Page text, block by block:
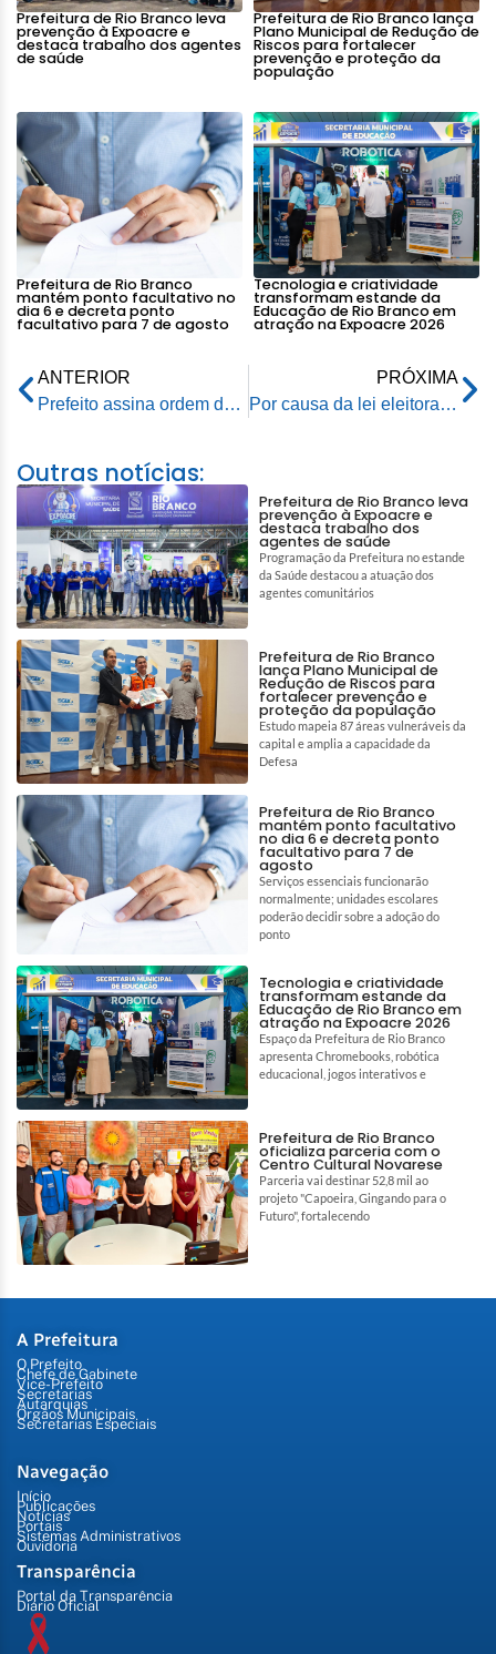
Prefeitura de Rio Branco leva
prevenção à Expoacre e
destaca trabalho dos agentes
de saúde
Prefeitura de Rio Branco lança
Plano Municipal de Redução de
Riscos para fortalecer
prevenção e proteção da
população
Prefeitura de Rio Branco
mantém ponto facultativo no
dia 6 e decreta ponto
facultativo para 7 de agosto
Tecnologia e criatividade
transformam estande da
Educação de Rio Branco em
atração na Expoacre 2026
ANTERIOR
Prefeito assina ordem de serviço para revitalização da unidade de saúde no Rui Lino
PRÓXIMA
Por causa da lei eleitoral, casas do 1001 Dignidades serão entregues à comunidade após as eleições
Outras notícias:
Prefeitura de Rio Branco leva
prevenção à Expoacre e
destaca trabalho dos
agentes de saúde
Programação da Prefeitura no estande
da Saúde destacou a atuação dos
agentes comunitários
Prefeitura de Rio Branco
lança Plano Municipal de
Redução de Riscos para
fortalecer prevenção e
proteção da população
Estudo mapeia 87 áreas vulneráveis da
capital e amplia a capacidade da
Defesa
Prefeitura de Rio Branco
mantém ponto facultativo
no dia 6 e decreta ponto
facultativo para 7 de
agosto
Serviços essenciais funcionarão
normalmente; unidades escolares
poderão decidir sobre a adoção do
ponto
Tecnologia e criatividade
transformam estande da
Educação de Rio Branco em
atração na Expoacre 2026
Espaço da Prefeitura de Rio Branco
apresenta Chromebooks, robótica
educacional, jogos interativos e
Prefeitura de Rio Branco
oficializa parceria com o
Centro Cultural Novarese
Parceria vai destinar 52,8 mil ao
projeto "Capoeira, Gingando para o
Futuro", fortalecendo
A Prefeitura
O Prefeito
Chefe de Gabinete
Vice-Prefeito
Secretarias
Autarquias
Órgãos Municipais
Secretarias Especiais
Navegação
Início
Publicações
Notícias
Portais
Sistemas Administrativos
Ouvidoria
Transparência
Portal da Transparência
Diário Oficial